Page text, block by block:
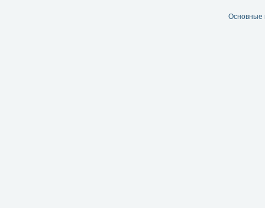
Основные